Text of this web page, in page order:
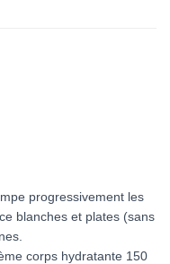
progressivement les
blanches et plates (sans
corps hydratante 150